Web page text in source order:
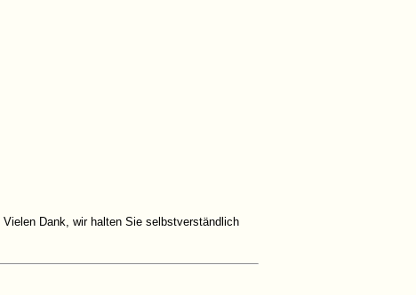
Vielen Dank, wir halten Sie selbstverständlich